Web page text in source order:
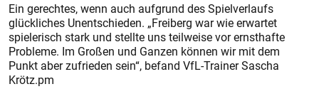
Ein gerechtes, wenn auch aufgrund des Spielverlaufs
glückliches Unentschieden. „Freiberg war wie erwartet
spielerisch stark und stellte uns teilweise vor ernsthafte
Probleme. Im Großen und Ganzen können wir mit dem
Punkt aber zufrieden sein“, befand VfL-Trainer Sascha
Krötz.pm